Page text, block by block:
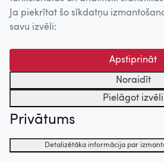
Ja piekrītat šo sīkdatņu
savu izvēli:
Apstiprināt
Noraidīt
Pielāgot izvēli
Privātums
Detalizētāka informācija par